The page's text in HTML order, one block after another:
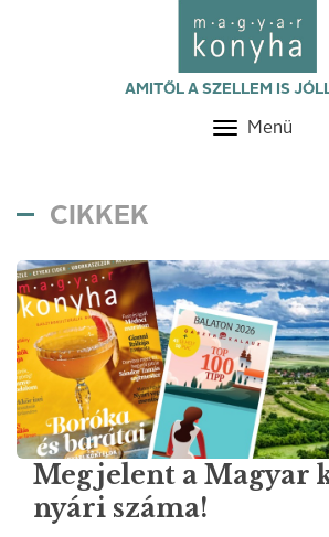
AMITŐL A SZELLEM IS
Toggle
Menü
CIKKEK
Megjelent a Magyar
nyári száma!